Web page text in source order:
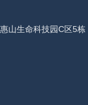
山生命科技园C区5栋